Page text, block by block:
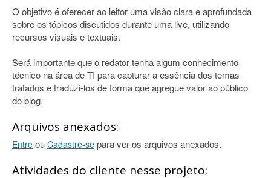
O objetivo é oferecer ao leitor uma visão clara e aprofundada
sobre os tópicos discutidos durante uma live, utilizando
recursos visuais e textuais.
Será importante que o redator tenha algum conhecimento
técnico na área de TI para capturar a essência dos temas
tratados e traduzi-los de forma que agregue valor ao público
do blog.
Arquivos anexados:
Entre ou Cadastre-se para ver os arquivos anexados.
Atividades do cliente nesse projeto: